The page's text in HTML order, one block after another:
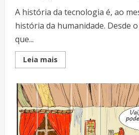
A história da tecnologia é, ao
história da humanidade. Desde
que...
Leia mais
more
Tipografia
ao
Offset:
Como
a
Tecnologia
Transformou